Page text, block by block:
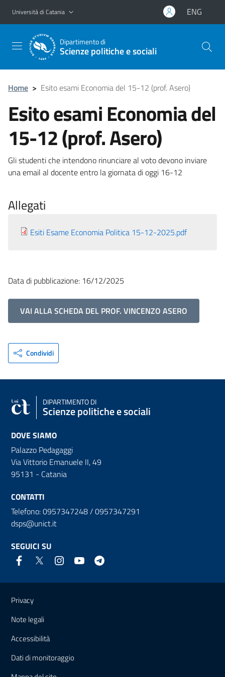
Vai al contenuto principale
Vai al menu di navigazione
Università di Catania ENG
Dipartimento di
Scienze politiche e sociali
Home > Esito esami Economia del 15-12 (prof. Asero)
Esito esami Economia del
15-12 (prof. Asero)
Gli studenti che intendono rinunciare al voto devono inviare
una email al docente entro la giornata di oggi 16-12
Allegati
Esiti Esame Economia Politica 15-12-2025.pdf
Data di pubblicazione: 16/12/2025
VAI ALLA SCHEDA DEL PROF. VINCENZO ASERO
Condividi
DIPARTIMENTO DI
Scienze politiche e sociali
DOVE SIAMO
Palazzo Pedagaggi
Via Vittorio Emanuele II, 49
95131 - Catania
CONTATTI
Telefono: 0957347248 / 0957347291
dsps@unict.it
SEGUICI SU
Link e informazioni utili
Privacy
Note legali
Accessibilità
Dati di monitoraggio